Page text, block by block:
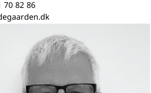
70 82 86